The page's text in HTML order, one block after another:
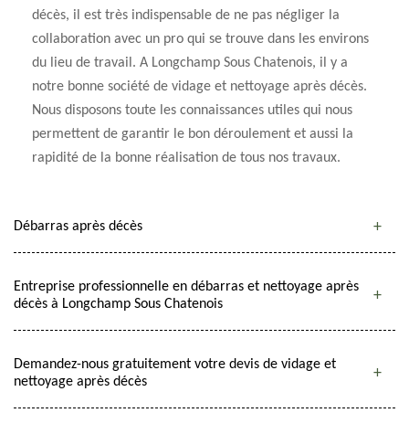
décès, il est très indispensable de ne pas négliger la
collaboration avec un pro qui se trouve dans les environs
du lieu de travail. A Longchamp Sous Chatenois, il y a
notre bonne société de vidage et nettoyage après décès.
Nous disposons toute les connaissances utiles qui nous
permettent de garantir le bon déroulement et aussi la
rapidité de la bonne réalisation de tous nos travaux.
Débarras après décès
Entreprise professionnelle en débarras et nettoyage après
décès à Longchamp Sous Chatenois
Demandez-nous gratuitement votre devis de vidage et
nettoyage après décès